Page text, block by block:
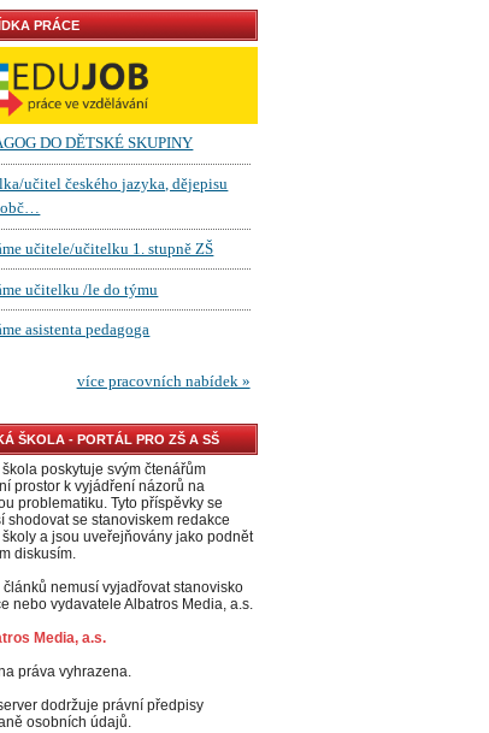
PRÁCE
ŠKOLA - PORTÁL PRO ZŠ A SŠ
poskytuje svým čtenářům
prostor k vyjádření názorů na
problematiku. Tyto příspěvky se
shodovat se stanoviskem redakce
a jsou uveřejňovány jako podnět
diskusím.
článků nemusí vyjadřovat stanovisko
nebo vydavatele Albatros Media, a.s.
Media, a.s.
práva vyhrazena.
dodržuje právní předpisy
osobních údajů.